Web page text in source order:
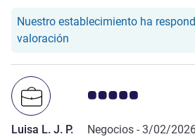
Nuestro establecimiento ha
valoración
Nota de clientes de Avis
Luisa L. J. P. Negocios - 3/02/